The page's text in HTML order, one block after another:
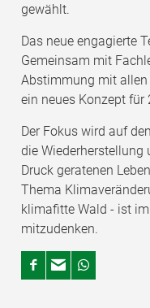
gewählt.
Das neue engagierte
Gemeinsam mit
Abstimmung mit allen
ein neues Konzept
Der Fokus wird auf
die Wiederherstellung
Druck geratenen
Thema
klimafitte Wald - ist
mitzudenken.